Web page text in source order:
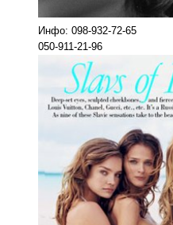
Инфо: 098-932-72-65
050-911-21-96